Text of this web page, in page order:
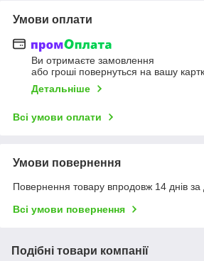
Умови оплати
Ви отримаєте замовлення
або гроші повернуться на вашу
Детальніше
Всі умови оплати
Умови повернення
Повернення товару впродовж 14 днів за
Всі умови повернення
Подібні товари компанії